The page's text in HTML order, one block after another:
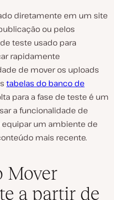
diretamente em um site
ou pelos
teste usado para
rapidamente
de mover os uploads
tabelas do banco de
para a fase de teste é um
a funcionalidade de
equipar um ambiente de
mais recente.
Mover
a partir de